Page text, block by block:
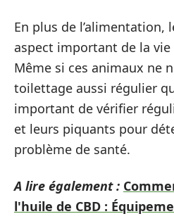
En plus de l’alimentation,
aspect important de la
Même si ces animaux ne
toilettage aussi régulier
important de vérifier
et leurs piquants pour
problème de santé.
A lire également :
l'huile de CBD :